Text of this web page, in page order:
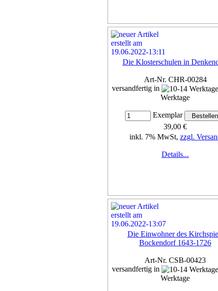
Die Klosterschulen in
Art-Nr. CHR-00284
versandfertig in
Werktage
Exemplar
39,00 €
inkl. 7% MwSt, zzgl.
Details...
Die Einwohner des
Bockendorf 1643-1726
Art-Nr. CSB-00423
versandfertig in
Werktage